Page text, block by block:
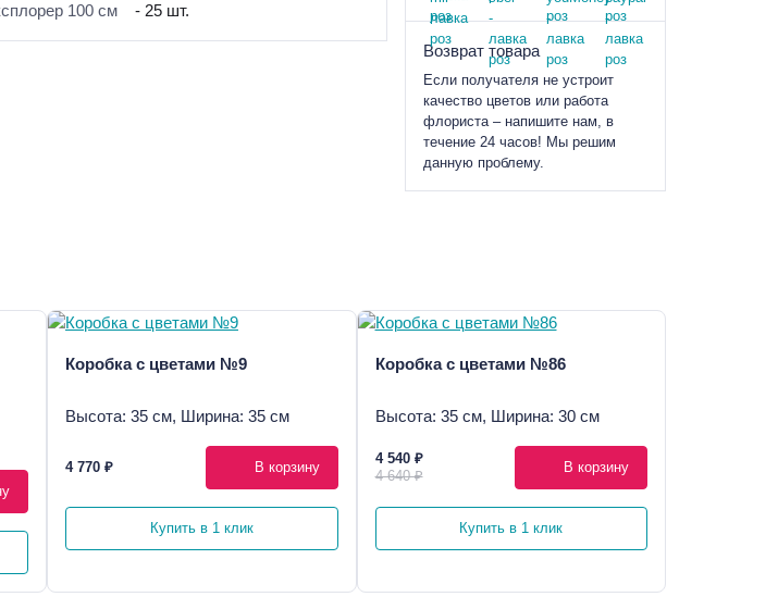
100 см
- 25 шт.
Возврат товара
Если получателя не устроит
качество цветов или работа
флориста – напишите нам, в
течение 24 часов! Мы решим
данную проблему.
Коробка с цветами №9
Высота: 35 см, Ширина: 35 см
4 770 ₽ В корзину
Купить в 1 клик
Коробка с цветами №86
Высота: 35 см, Ширина: 30 см
4 540 ₽
4 640 ₽
В корзину
Купить в 1 клик